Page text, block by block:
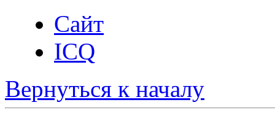
Сайт
ICQ
Вернуться к началу